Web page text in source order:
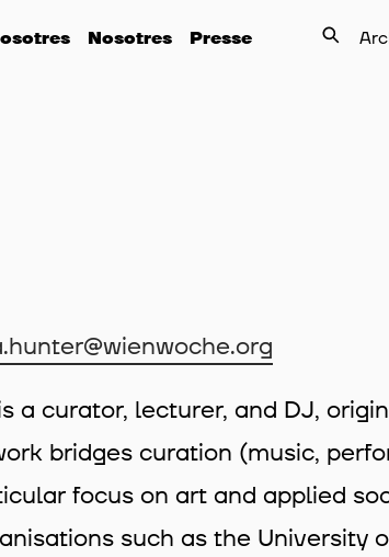
Nosotres Presse
a curator, lecturer, and DJ,
bridges curation (music,
focus on art and applied
such as the University